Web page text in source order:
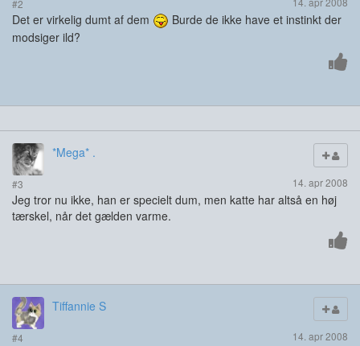
#2
Det er virkelig dumt af dem
Burde de ikke have et instinkt der
modsiger ild?
*Mega* .
#3 14. apr 2008
Jeg tror nu ikke, han er specielt dum, men katte har altså en høj
tærskel, når det gælden varme.
Tiffannie S
#4 14. apr 2008